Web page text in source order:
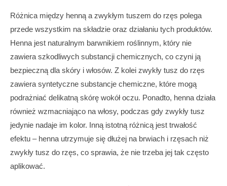
Różnica między henną a zwykłym tuszem do rzęs polega
przede wszystkim na składzie oraz działaniu tych produktów.
Henna jest naturalnym barwnikiem roślinnym, który nie
zawiera szkodliwych substancji chemicznych, co czyni ją
bezpieczną dla skóry i włosów. Z kolei zwykły tusz do rzęs
zawiera syntetyczne substancje chemiczne, które mogą
podrażniać delikatną skórę wokół oczu. Ponadto, henna działa
również wzmacniająco na włosy, podczas gdy zwykły tusz
jedynie nadaje im kolor. Inną istotną różnicą jest trwałość
efektu – henna utrzymuje się dłużej na brwiach i rzęsach niż
zwykły tusz do rzęs, co sprawia, że nie trzeba jej tak często
aplikować.